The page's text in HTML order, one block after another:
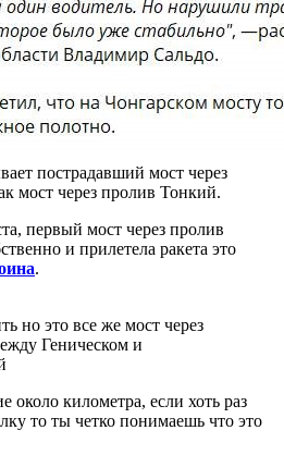
пострадавший мост через
мост через пролив Тонкий.
первый мост через пролив
и прилетела ракета это
.
но это все же мост через
Геническом и
около километра, если хоть раз
то ты четко понимаешь что это